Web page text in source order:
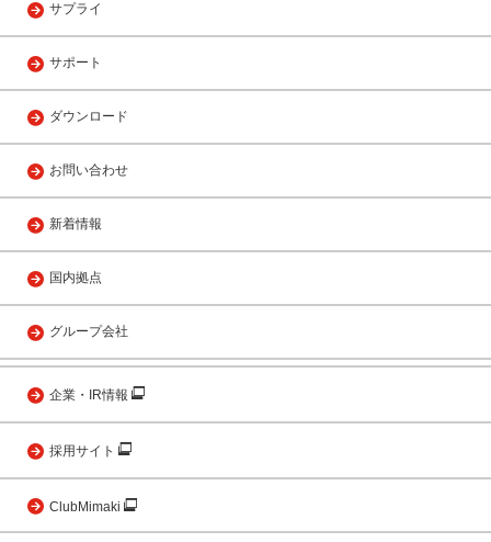
サプライ
サポート
ダウンロード
お問い合わせ
新着情報
国内拠点
グループ会社
企業・IR情報
採用サイト
ClubMimaki